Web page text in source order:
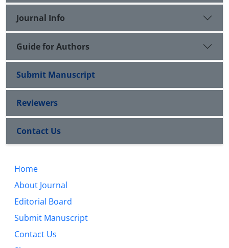
Journal Info
Guide for Authors
Submit Manuscript
Reviewers
Contact Us
Home
About Journal
Editorial Board
Submit Manuscript
Contact Us